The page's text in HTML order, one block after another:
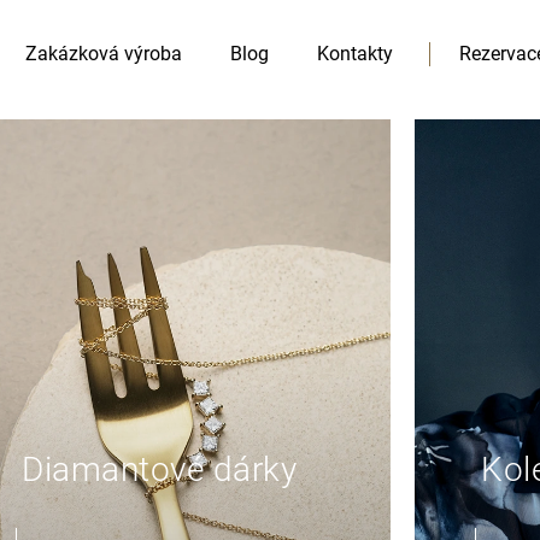
Zakázková výroba Blog Kontakty
Diamantové dárky
HLEDAT
Doporučujeme